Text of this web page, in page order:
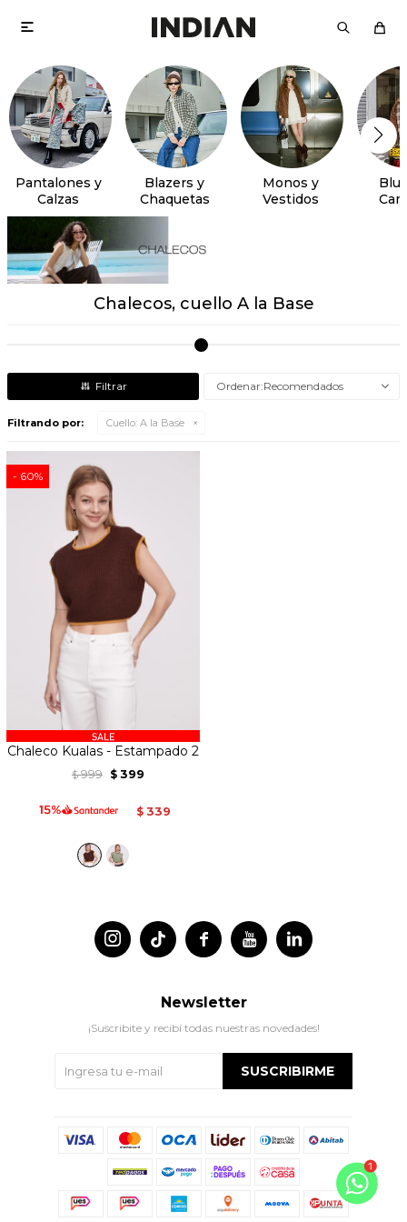

Pantalones y
Calzas
Blazers y
Chaquetas
Monos y
Vestidos
Chalecos, cuello A la Base
Recomendados
Filtrando por: Cuello: A la Base
60
Chaleco Kualas - Estampado 2
$ 999 $ 399
$ 339
 
 
Newsletter
¡Suscribite y recibí todas nuestras novedades!
SUSCRIBIRME